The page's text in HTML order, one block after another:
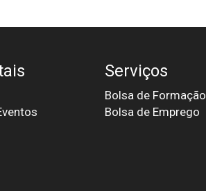
Serviços
Bolsa de Formação
Bolsa de Emprego